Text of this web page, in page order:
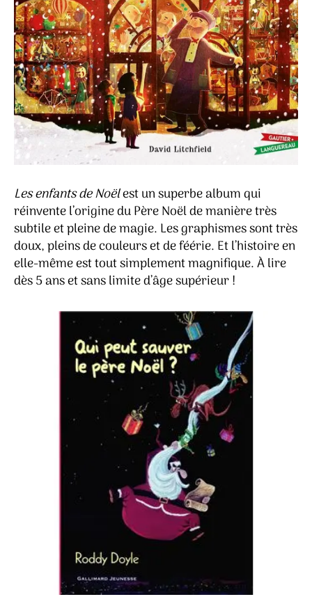
Les enfants de Noëlest un superbe album qui
réinvente l’origine du Père Noël de manière très
subtile et pleine de magie. Les graphismes sont très
doux, pleins de couleurs et de féérie. Et l’histoire en
elle-même est tout simplement magnifique. À lire
dès 5 ans et sans limite d’âge supérieur !